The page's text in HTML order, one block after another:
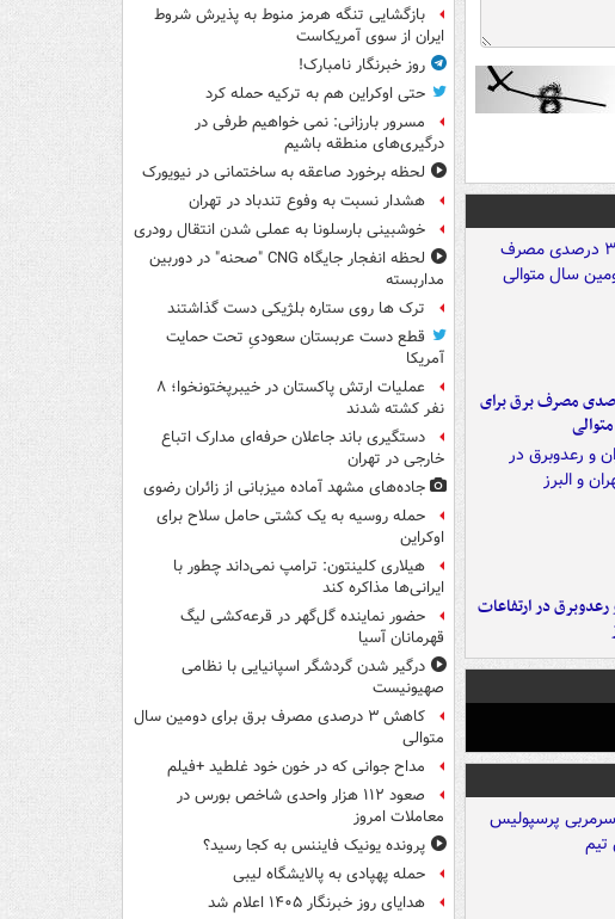
۳ درصدی مصرف برق برای
رعدوبرق در ارتفاعات
بازگشایی تنگه هرمز منوط به پذیرش شروط
ایران از سوی آمریکاست
روز خبرنگار نامبارک!
حتی اوکراین هم به ترکیه حمله کرد
مسرور بارزانی: نمی خواهیم طرفی در
درگیری‌های منطقه باشیم
لحظه برخورد صاعقه به ساختمانی در نیویورک
هشدار نسبت به وفوع تندباد در تهران
خوشبینی بارسلونا به عملی شدن انتقال رودری
لحظه انفجار جایگاه CNG "صحنه" در دوربین
مداربسته
ترک ها روی ستاره بلژیکی دست گذاشتند
قطع دست عربستان سعودیِ تحت حمایت
آمریکا
عملیات ارتش پاکستان در خیبرپختونخوا؛ ۸
نفر کشته شدند
دستگیری باند جاعلان حرفه‌ای مدارک اتباع
خارجی در تهران
جاده‌های مشهد آماده میزبانی از زائران رضوی
حمله روسیه به یک کشتی حامل سلاح برای
اوکراین
هیلاری کلینتون: ترامپ نمی‌داند چطور با
ایرانی‌ها مذاکره کند
حضور نماینده گل‌گهر در قرعه‌کشی لیگ
قهرمانان آسیا
درگیر شدن گردشگر اسپانیایی با نظامی
صهیونیست
کاهش ۳ درصدی مصرف برق برای دومین سال
متوالی
مداح جوانی که در خون خود غلطید +فیلم
صعود ۱۱۲ هزار واحدی شاخص بورس در
معاملات امروز
پرونده یونیک فایننس به کجا رسید؟
حمله پهپادی به پالایشگاه لیبی
هدایای روز خبرنگار ۱۴۰۵ اعلام شد